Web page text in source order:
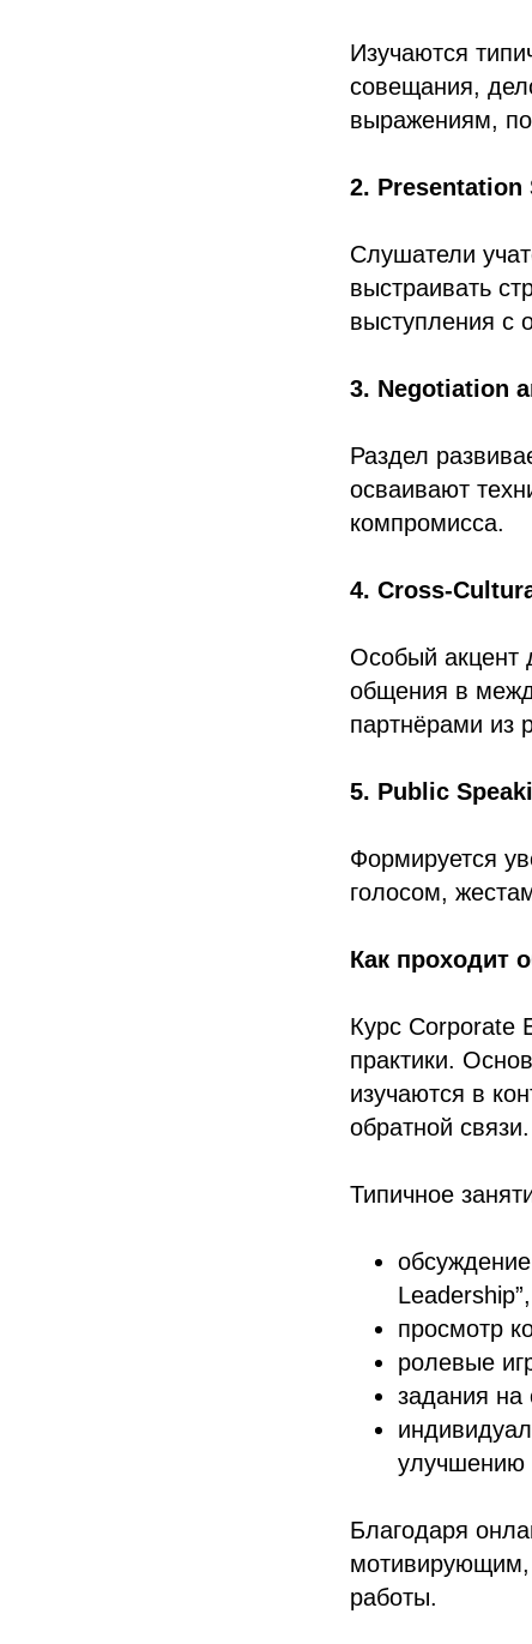
Изучаются
совещания,
выражениям,
2. Presentation
Слушатели
выстраивать
выступления с
3. Negotiation
Раздел
осваивают
компромисса.
4. Cross-
Особый акцент
общения в
партнёрами из
5. Public
Формируется
голосом,
Как проходит
Курс Corporate
практики.
изучаются в
обратной связи.
Типичное
просмотр
ролевые
задания на
улучшению
Благодаря
мотивирующим,
работы.